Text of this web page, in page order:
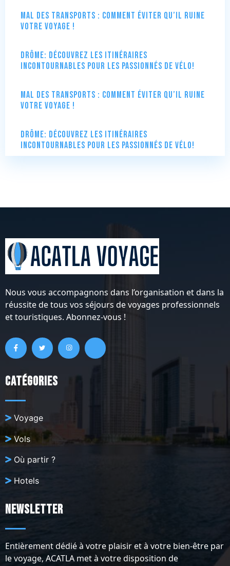
Mal des transports : comment éviter qu’il ruine
votre voyage !
Drôme: Découvrez les itinéraires
incontournables pour les passionnés de vélo!
Mal des transports : comment éviter qu’il ruine
votre voyage !
Drôme: Découvrez les itinéraires
incontournables pour les passionnés de vélo!
Nous vous accompagnons dans l’organisation et dans la
réussite de tous vos séjours de voyages professionnels
et touristiques. Abonnez-vous !
Catégories
Voyage
Vols
Où partir ?
Hotels
Newsletter
Entièrement dédié à votre plaisir et à votre bien-être par
le voyage, ACATLA met à votre disposition de